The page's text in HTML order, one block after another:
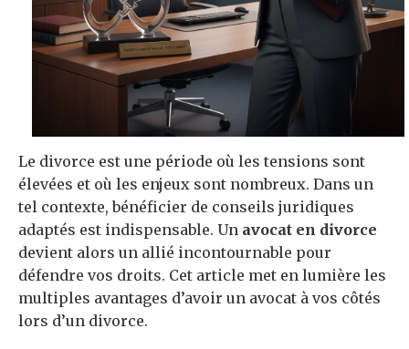
Le divorce est une période où les tensions sont
élevées et où les enjeux sont nombreux. Dans un
tel contexte, bénéficier de conseils juridiques
adaptés est indispensable. Un avocat en divorce
devient alors un allié incontournable pour
défendre vos droits. Cet article met en lumière les
multiples avantages d’avoir un avocat à vos côtés
lors d’un divorce.